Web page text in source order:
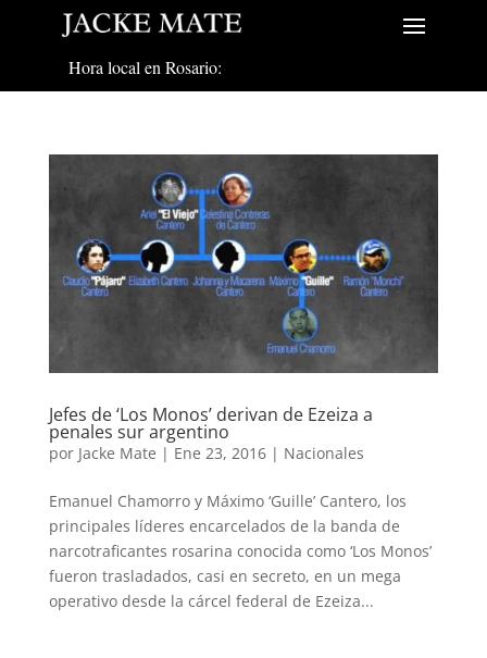
Hora local en Rosario:
Jefes de ‘Los Monos’ derivan de Ezeiza a
penales sur argentino
por Jacke Mate | Ene 23, 2016| Nacionales
Emanuel Chamorro y Máximo ‘Guille’ Cantero, los
principales líderes encarcelados de la banda de
narcotraficantes rosarina conocida como ‘Los Monos’
fueron trasladados, casi en secreto, en un mega
operativo desde la cárcel federal de Ezeiza...